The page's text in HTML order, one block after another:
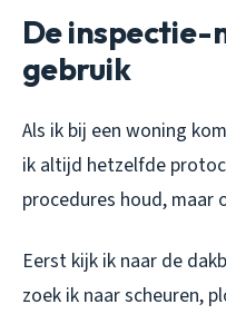
De inspectie-
gebruik
Als ik bij een woning
ik altijd hetzelfde
procedures houd, maar
Eerst kijk ik naar de
zoek ik naar scheuren,